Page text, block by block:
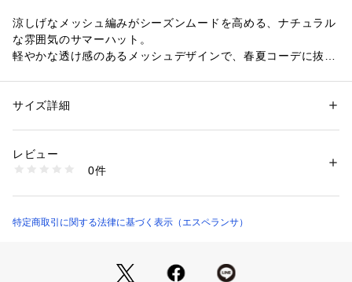
涼しげなメッシュ編みがシーズンムードを高める、ナチュラル
な雰囲気のサマーハット。
軽やかな透け感のあるメッシュデザインで、春夏コーデに抜け
若干製品と画像のカラーが異なる場合もございます。
性別：レディース
素材：ポリエステル100％
商品番号：
R53-80211 （ショップ）
サイズ詳細
レビュー
0件
特定商取引に関する法律に基づく表示（エスペランサ）